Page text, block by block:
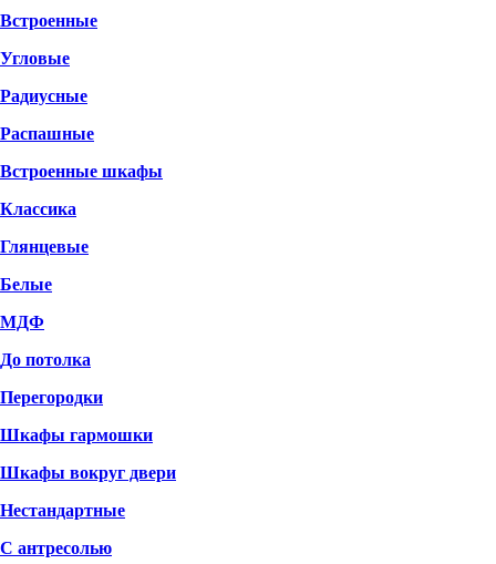
Встроенные
Угловые
Радиусные
Распашные
Встроенные шкафы
Классика
Глянцевые
Белые
МДФ
До потолка
Перегородки
Шкафы гармошки
Шкафы вокруг двери
Нестандартные
С антресолью